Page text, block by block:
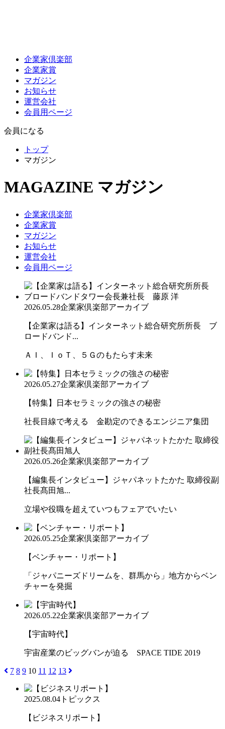
企業家倶楽部
企業家賞
マガジン
お知らせ
運営会社
会員用ページ
会員になる
トップ
マガジン
MAGAZINE マガジン
企業家倶楽部
企業家賞
マガジン
お知らせ
運営会社
会員用ページ
2026.05.28企業家倶楽部アーカイブ
【企業家は語る】インターネット総合研究所所長 ブ
ロードバンド...
ＡＩ、ＩｏＴ、５Ｇのもたらす未来
2026.05.27企業家倶楽部アーカイブ
【特集】日本セラミックの強さの秘密
社長目線で考える 金勘定のできるエンジニア集団
2026.05.26企業家倶楽部アーカイブ
【編集長インタビュー】ジャパネットたかた 取締役副
社長髙田旭...
立場や役職を超えていつもフェアでいたい
2026.05.25企業家倶楽部アーカイブ
【ベンチャー・リポート】
「ジャパニーズドリームを、群馬から」地方からベン
チャーを発掘
2026.05.22企業家倶楽部アーカイブ
【宇宙時代】
宇宙産業のビッグバンが迫る SPACE TIDE 2019
7 8 9 10 11 12 13
2025.08.04 トピックス
【ビジネスリポート】